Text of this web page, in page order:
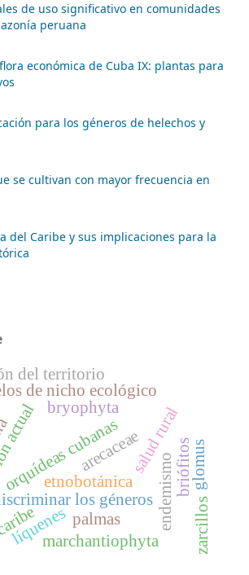
de uso significativo en comunidades
peruana
económica de Cuba IX: plantas para
para los géneros de helechos y
se cultivan con mayor frecuencia en
del Caribe y sus implicaciones para la
orquídeas cubanas
los géneros
de nicho ecológico
endemismo
líquenes
del territorio
etnobotánica
salud rural
arecaceae
palmas
briófitos
bryophyta
marchantiophyta
glomus
zarcillos